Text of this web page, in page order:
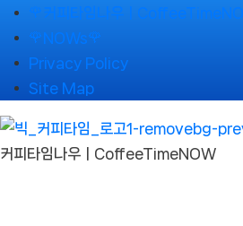
Skip
to
content
🌹커피타임나우ㅣ
🌹NOWs🌹
Privacy Policy
Site Map
커피타임나우ㅣCoffeeTimeNOW